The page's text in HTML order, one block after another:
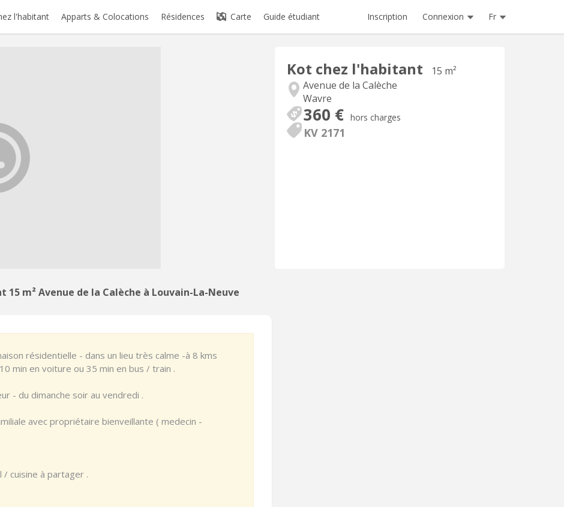
l'habitant Apparts & Colocations Résidences Carte Guide étudiant Inscription Connexion Fr
Kot chez l'habitant
15 m²
Avenue de la Calèche
Wavre
360 € hors charges
KV 2171
15 m² Avenue de la Calèche à Louvain-La-Neuve
résidentielle - dans un lieu très calme -à 8 kms
min en voiture ou 35 min en bus / train .
- du dimanche soir au vendredi .
avec propriétaire bienveillante ( medecin -
/ cuisine à partager .